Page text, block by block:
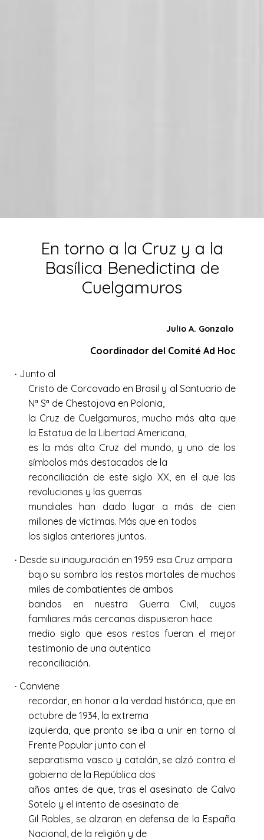
En torno a la Cruz y a la
Basílica Benedictina de
Cuelgamuros
Julio A. Gonzalo
Coordinador del Comité Ad Hoc
· Junto al
Cristo de Corcovado en Brasil y al Santuario de
Nª Sª de Chestojova en Polonia,
la Cruz de Cuelgamuros, mucho más alta que
la Estatua de la Libertad Americana,
es la más alta Cruz del mundo, y uno de los
símbolos más destacados de la
reconciliación de este siglo XX, en el que las
revoluciones y las guerras
mundiales han dado lugar a más de cien
millones de víctimas. Más que en todos
los siglos anteriores juntos.
· Desde su inauguración en 1959 esa Cruz ampara
bajo su sombra los restos mortales de muchos
miles de combatientes de ambos
bandos en nuestra Guerra Civil, cuyos
familiares más cercanos dispusieron hace
medio siglo que esos restos fueran el mejor
testimonio de una autentica
reconciliación.
· Conviene
recordar, en honor a la verdad histórica, que en
octubre de 1934, la extrema
izquierda, que pronto se iba a unir en torno al
Frente Popular junto con el
separatismo vasco y catalán, se alzó contra el
gobierno de la República dos
años antes de que, tras el asesinato de Calvo
Sotelo y el intento de asesinato de
Gil Robles, se alzaran en defensa de la España
Nacional, de la religión y de